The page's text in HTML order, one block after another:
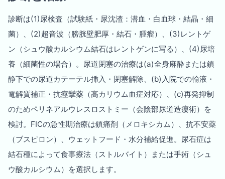
診断は(1)尿検査（試験紙・尿沈渣：潜血・白血球・結晶・細
菌）、(2)超音波（膀胱壁肥厚・結石・腫瘤）、(3)レントゲ
ン（シュウ酸カルシウム結石はレントゲンに写る）、(4)尿培
養（細菌性の場合）。尿道閉塞の治療は(a)全身麻酔または鎮
静下での尿道カテーテル挿入・閉塞解除、(b)入院での輸液・
電解質補正・抗痙攣薬（高カリウム血症対応）、(c)再発抑制
のためペリネアルウレスロストミー（会陰部尿道造瘻術）を
検討。FICの急性期治療は鎮痛剤（メロキシカム）、抗不安薬
（ブスピロン）、ウェットフード・水分補給促進。尿石症は
結石種によって食事療法（ストルバイト）または手術（シュ
ウ酸カルシウム）を選択します。